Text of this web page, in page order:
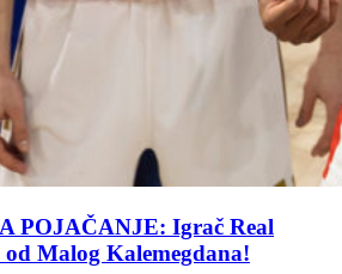
POJAČANJE: Igrač Real
Malog Kalemegdana!